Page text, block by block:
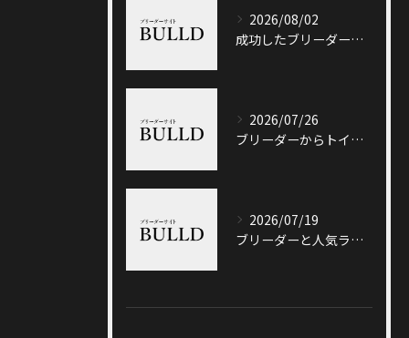
2026/08/02
成功したブリーダーと岐阜県加茂郡八百津町で信頼できる出会い方徹底ガイド
2026/07/26
ブリーダーからトイプードルを迎える前に知っておきたい選び方と価格相場のポイント
2026/07/19
ブリーダーと人気ランキングで土岐市の選び方や信頼性を徹底解説